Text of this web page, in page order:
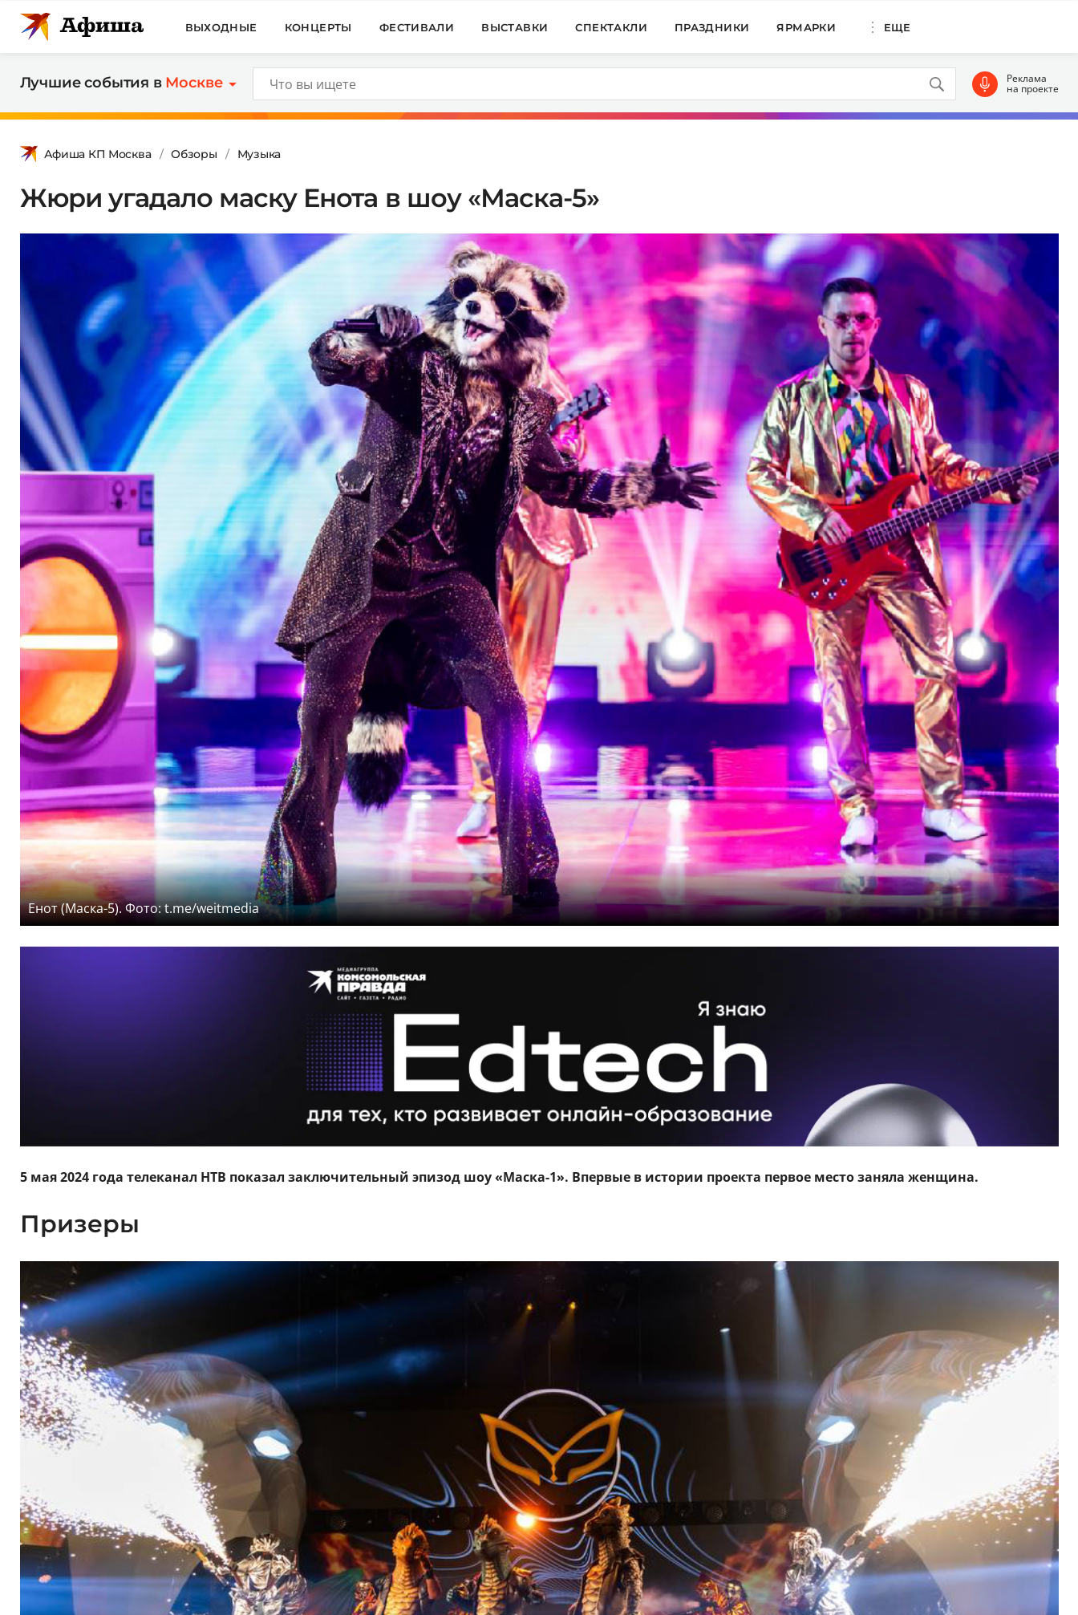
ВЫХОДНЫЕ КОНЦЕРТЫ ФЕСТИВАЛИ ВЫСТАВКИ СПЕКТАКЛИ ПРАЗДНИКИ ЯРМАРКИ ЕЩЕ
Лучшие события в Москве Реклама
на проекте
Афиша КП Москва Обзоры Музыка
Жюри угадало маску Енота в шоу «Маска-5»
Енот (Маска-5). Фото: t.me/weitmedia
5 мая 2024 года телеканал НТВ показал заключительный эпизод шоу «Маска-1». Впервые в истории проекта первое место заняла женщина.
Призеры